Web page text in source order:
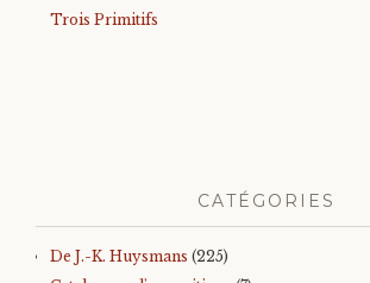
Trois Primitifs
CATÉGORIES
De J.-K. Huysmans (225)